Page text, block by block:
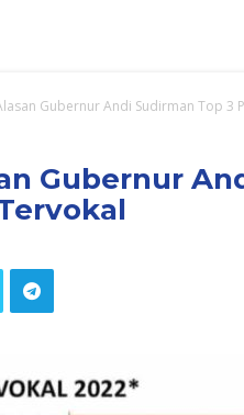
Gubernur Andi Sudirman Top 3
Gubernur